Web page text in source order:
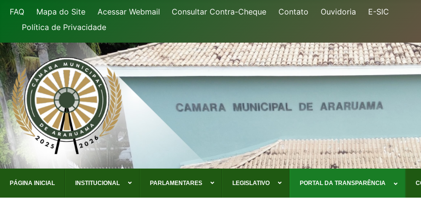
FAQ Mapa do Site Acessar Webmail Consultar Contra-Cheque Contato Ouvidoria
E-SIC
Política de Privacidade
PÁGINA INICIAL INSTITUCIONAL PARLAMENTARES LEGISLATIVO PORTAL DA TRANSPARÊNCIA